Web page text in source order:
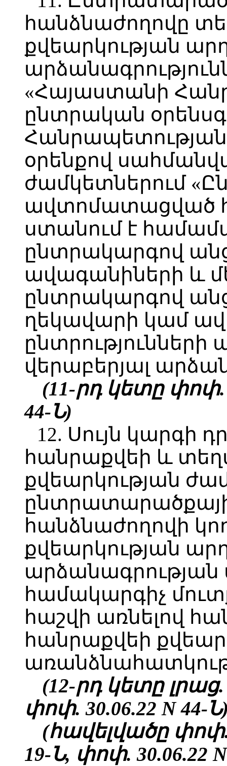
հանձնաժողովը
քվեարկության
«Հայաստանի
ընտրական
օրենքով
ժամկետներում
ավտոմատացված
ստանում է
ընտրակարգով
ավագանիների և
ընտրակարգով
ղեկավարի կամ
ընտրությունների
վերաբերյալ
(11-րդ կետը փոփ.
44-Ն)
12. Սույն կարգի
հանրաքվեի և
քվեարկության
հանձնաժողովի
քվեարկության
արձանագրության
համակարգիչ
հաշվի առնելով
հանրաքվեի
(12-րդ կետը լրաց.
փոփ. 30.06.22 N 44-Ն
(հավելվածը փոփ.,
19-Ն, փոփ. 30.06.22